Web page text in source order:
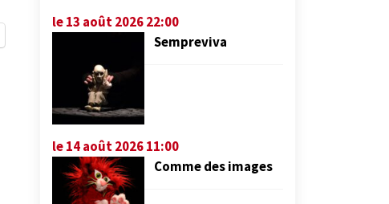
le 13 août 2026 22:00
Sempreviva
le 14 août 2026 11:00
Comme des images